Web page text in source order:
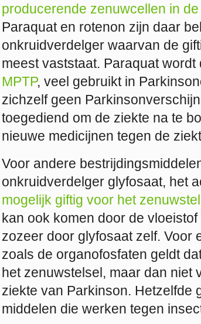
producerende zenuwcellen in
Paraquat en rotenon zijn daar
onkruidverdelger waarvan de
meest vaststaat. Paraquat
MPTP, veel gebruikt in
zichzelf geen
toegediend om de ziekte na te
nieuwe medicijnen tegen de
Voor andere
onkruidverdelger glyfosaat, het
mogelijk giftig voor het
kan ook komen door de
zozeer door glyfosaat zelf. Voor
zoals de organofosfaten geldt
het zenuwstelsel, maar dan niet
ziekte van Parkinson. Hetzelfde
middelen die werken tegen